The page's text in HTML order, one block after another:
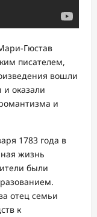
Гюстав
писателем,
вошли
оказали
и
1783 года в
жизнь
были
отец семьи
к